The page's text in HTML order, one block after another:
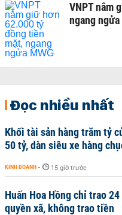
VNPT nắm
ngang ngửa
Đọc nhiều nhất
Khối tài sản hàng trăm tỷ
50 tỷ, dàn siêu xe hàng
KINH DOANH - 15 giờ trước
Huấn Hoa Hồng chỉ trao
quyền xã, không trao tiền